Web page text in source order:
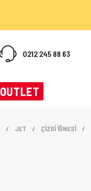
0212 245 88 63
OUTLET
JET ÇİZGİ İĞNESİ